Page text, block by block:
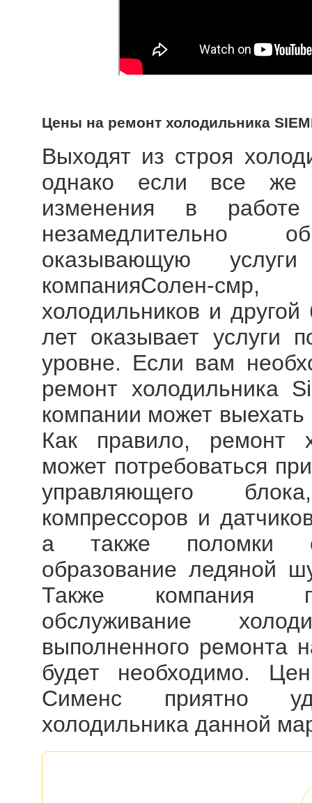
Цены на ремонт холодильника
Выходят из строя
однако если все же
изменения в работе
незамедлительно
оказывающую
компанияСолен-
холодильников и
лет оказывает услуги
уровне. Если вам
ремонт холодильника
компании может
Как правило, ремонт
может потребоваться
управляющего
компрессоров и
а также поломки
образование ледяной
Также компания
обслуживание
выполненного ремонта
будет необходимо.
Сименс приятно
холодильника данной